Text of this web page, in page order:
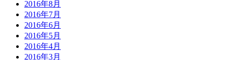
2016年8月
2016年7月
2016年6月
2016年5月
2016年4月
2016年3月